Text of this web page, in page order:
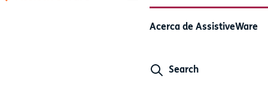
Acerca de AssistiveWare
Search
Los SÍ y NO de la CAA: